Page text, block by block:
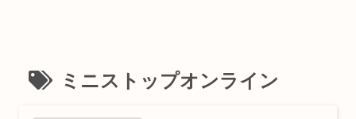
ミニストップオンライン